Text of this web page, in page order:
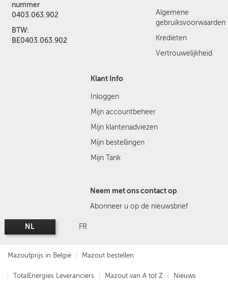
nummer
0403.063.902
BTW:
BE0403.063.902
Algemene
gebruiksvoorwaarden
Kredieten
Vertrouwelijkheid
Klant Info
Inloggen
Mijn accountbeheer
Mijn klantenadviezen
Mijn bestellingen
Mijn Tank
Neem met ons contact op
Abonneer u op de nieuwsbrief
NL FR
Mazoutprijs in België Mazout bestellen
TotalEnergies Leveranciers Mazout van A tot Z Nieuws